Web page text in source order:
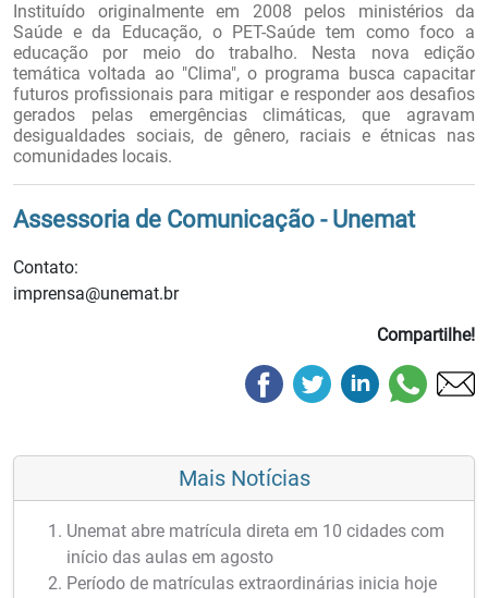
Instituído originalmente em 2008 pelos ministérios da
Saúde e da Educação, o PET-Saúde tem como foco a
educação por meio do trabalho. Nesta nova edição
temática voltada ao "Clima", o programa busca capacitar
futuros profissionais para mitigar e responder aos desafios
gerados pelas emergências climáticas, que agravam
desigualdades sociais, de gênero, raciais e étnicas nas
comunidades locais.
Assessoria de Comunicação - Unemat
Contato:
imprensa@unemat.br
Compartilhe!
Mais Notícias
Unemat abre matrícula direta em 10 cidades com
início das aulas em agosto
Período de matrículas extraordinárias inicia hoje